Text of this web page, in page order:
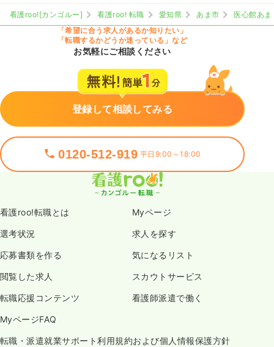
看護roo![カンゴルー] 看護roo! 転職 愛知県 あま市
医心館あま
「希望に合う求人があるか知りたい」
「転職するかどうか迷っている」など
お気軽にご相談ください
登録して相談してみる
0120-512-919 平日9:00～18:00
看護roo!転職とは Myページ
選考状況 求人を探す
応募書類を作る 気になるリスト
閲覧した求人 スカウトサービス
転職応援コンテンツ 看護師派遣で働く
MyページFAQ
転職・派遣就業サポート利用規約および個人情報保護方針